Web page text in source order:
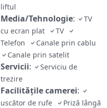
liftul
Media/Tehnologie:
TV
cu ecran plat
TV
Telefon
Canale prin cablu
Canale prin satelit
Servicii:
Serviciu de
trezire
Facilităţile camerei:
uscător de rufe
Priză lângă